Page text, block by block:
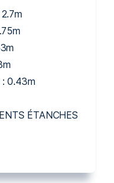
0.43m
ÉTANCHES